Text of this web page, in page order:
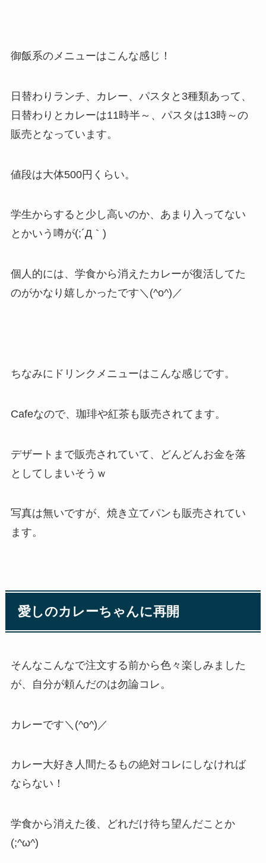
御飯系のメニューはこんな感じ！
日替わりランチ、カレー、パスタと3種類あって、
日替わりとカレーは11時半～、パスタは13時～の
販売となっています。
値段は大体500円くらい。
学生からすると少し高いのか、あまり入ってない
とかいう噂が(;´Д｀)
個人的には、学食から消えたカレーが復活してた
のがかなり嬉しかったです＼(^o^)／
ちなみにドリンクメニューはこんな感じです。
Cafeなので、珈琲や紅茶も販売されてます。
デザートまで販売されていて、どんどんお金を落
としてしまいそうｗ
写真は無いですが、焼き立てパンも販売されてい
ます。
愛しのカレーちゃんに再開
そんなこんなで注文する前から色々楽しみました
が、自分が頼んだのは勿論コレ。
カレーです＼(^o^)／
カレー大好き人間たるもの絶対コレにしなければ
ならない！
学食から消えた後、どれだけ待ち望んだことか
(;^ω^)